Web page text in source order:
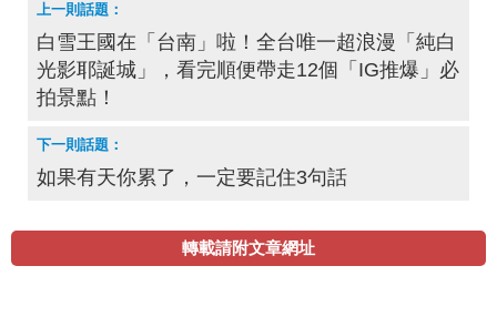
白雪王國在「台南」啦！全台唯一超浪漫「純白
光影耶誕城」，看完順便帶走12個「IG推爆」必
拍景點！
如果有天你累了，一定要記住3句話
轉載請附文章網址